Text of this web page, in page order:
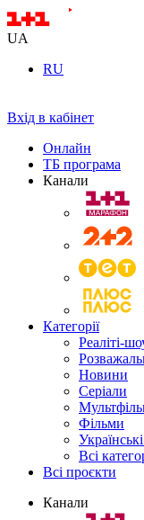
UA
RU
Вхід в кабінет
Онлайн
ТБ програма
Канали
Категорії
Реаліті-
Новини
Серіали
Фільми
Всі
Всі проєкти
Канали